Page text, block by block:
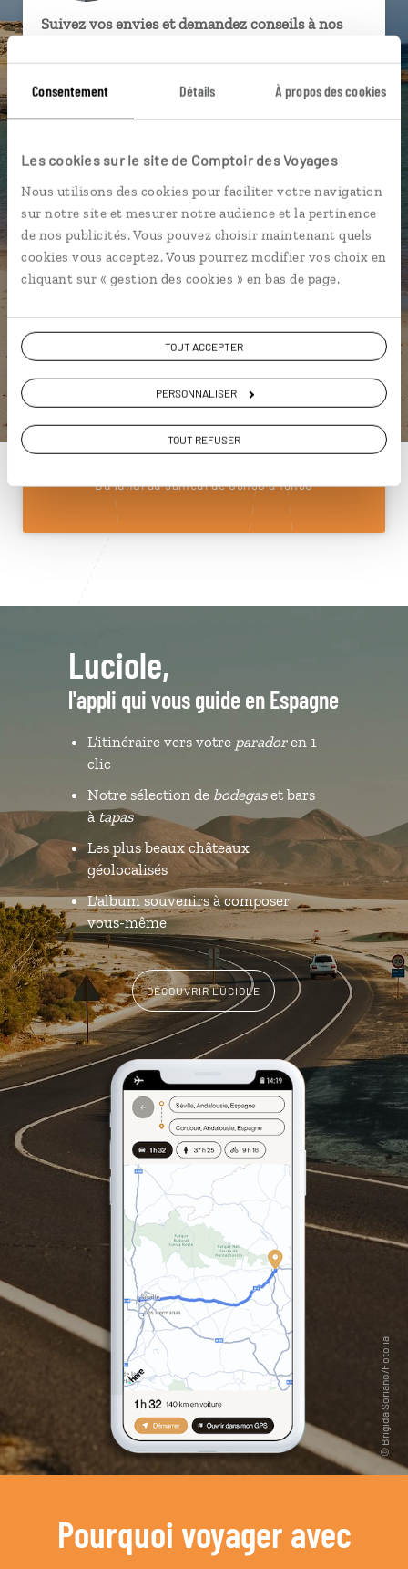
Consentement Détails À propos des cookies
Les cookies sur le site de Comptoir des Voyages
Nous utilisons des cookies pour faciliter votre navigation
sur notre site et mesurer notre audience et la pertinence
de nos publicités. Vous pouvez choisir maintenant quels
cookies vous acceptez. Vous pourrez modifier vos choix en
cliquant sur « gestion des cookies » en bas de page.
TOUT ACCEPTER
PERSONNALISER
TOUT REFUSER
Suivez vos envies et demandez conseils à nos
Ils sauront organiser votre itinéraire au plus
connectés en agence, mais aussi par email ou
téléphone.
Vous gardez le même interlocuteur avant,
pendant et après votre voyage.
DEMANDER UN DEVIS
ou
Construisez votre voyage avec un spécialiste Espagne
01 85 08 10 48
Du lundi au samedi de 09h30 à 18h30
Luciole,
l'appli qui vous guide en Espagne
L’itinéraire vers votre paradoren 1
clic
Notre sélection de bodegaset bars
àtapas
Les plus beaux châteaux
géolocalisés
L'album souvenirs à composer
vous-même
DÉCOUVRIR LUCIOLE
Pourquoi voyager avec